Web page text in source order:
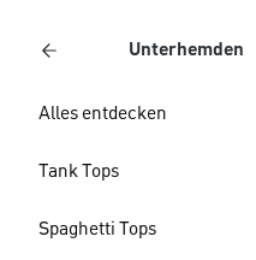
Unterhemden
Alles entdecken
Tank Tops
Spaghetti Tops